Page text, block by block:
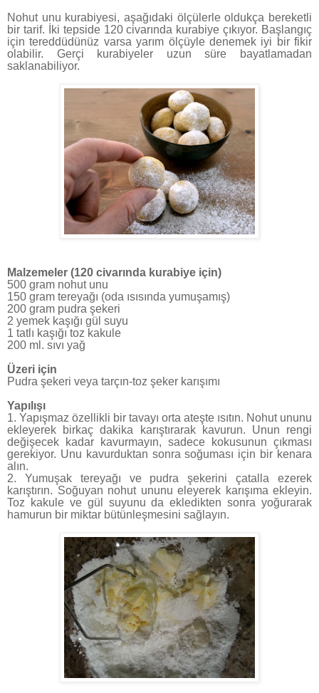
Nohut unu kurabiyesi, aşağıdaki ölçülerle oldukça bereketli
bir tarif. İki tepside 120 civarında kurabiye çıkıyor. Başlangıç
için tereddüdünüz varsa yarım ölçüyle denemek iyi bir fikir
olabilir. Gerçi kurabiyeler uzun süre bayatlamadan
saklanabiliyor.
Malzemeler (120 civarında kurabiye için)
500 gram nohut unu
150 gram tereyağı (oda ısısında yumuşamış)
200 gram pudra şekeri
2 yemek kaşığı gül suyu
1 tatlı kaşığı toz kakule
200 ml. sıvı yağ
Üzeri için
Pudra şekeri veya tarçın-toz şeker karışımı
Yapılışı
1. Yapışmaz özellikli bir tavayı orta ateşte ısıtın. Nohut ununu
ekleyerek birkaç dakika karıştırarak kavurun. Unun rengi
değişecek kadar kavurmayın, sadece kokusunun çıkması
gerekiyor. Unu kavurduktan sonra soğuması için bir kenara
alın.
2. Yumuşak tereyağı ve pudra şekerini çatalla ezerek
karıştırın. Soğuyan nohut ununu eleyerek karışıma ekleyin.
Toz kakule ve gül suyunu da ekledikten sonra yoğurarak
hamurun bir miktar bütünleşmesini sağlayın.